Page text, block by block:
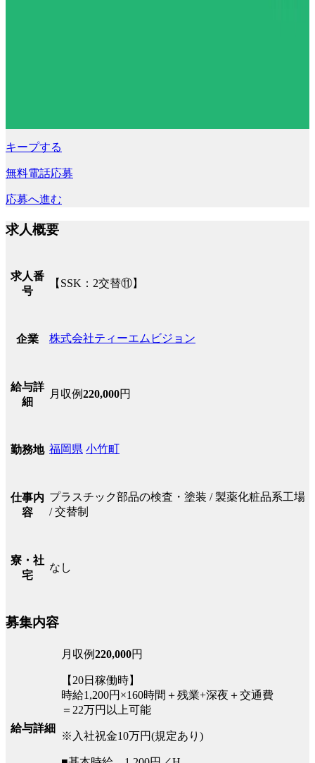
キープする
無料電話応募
応募へ進む
求人概要
求人番
号
【SSK：2交替⑪】
企業 株式会社ティーエムビジョン
給与詳
細
月収例220,000円
勤務地 福岡県 小竹町
仕事内
容
プラスチック部品の検査・塗装 / 製薬化粧品系工場
/ 交替制
寮・社
宅
なし
募集内容
給与詳細
月収例220,000円
【20日稼働時】
時給1,200円×160時間＋残業+深夜＋交通費
＝22万円以上可能
※入社祝金10万円(規定あり)